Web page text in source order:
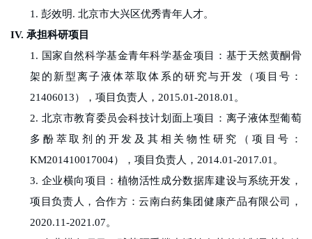
1. 彭效明. 北京市大兴区优秀青年人才。
IV. 承担科研项目
1. 国家自然科学基金青年科学基金项目：基于天然黄酮骨
架的新型离子液体萃取体系的研究与开发（项目号：
21406013），项目负责人， 2015.01-2018.01 。
2. 北京市教育委员会科技计划面上项目：离子液体型葡萄
多酚萃取剂的开发及其相关物性研究（项目号：
KM201410017004），项目负责人， 2014.01-2017.01 。
3. 企业横向项目：植物活性成分数据库建设与系统开发，
项目负责人，合作方：云南白药集团健康产品有限公司，
2020.11-2021.07。